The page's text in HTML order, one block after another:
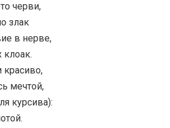
черви,
злак
в нерве,
клоак.
мечтой,
курсива):